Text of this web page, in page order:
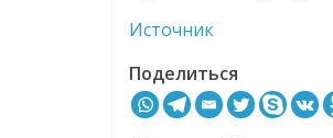
Источник
Поделиться